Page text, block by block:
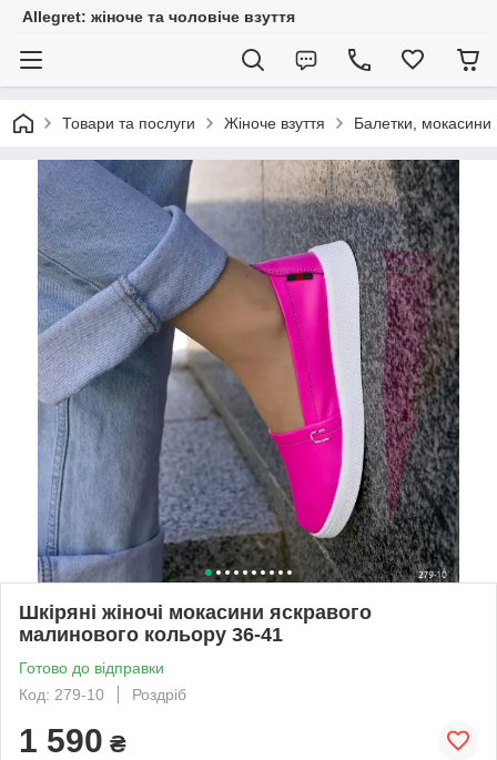
Allegret: жіноче та чоловіче взуття
Товари та послуги Жіноче взуття Балетки, мокасини
Шкіряні жіночі мокасини яскравого
малинового кольору 36-41
Готово до відправки
Код: 279-10
Роздріб
1 590 ₴